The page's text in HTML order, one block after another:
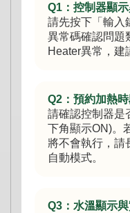
Q1：控制器顯
請先按下「輸入
異常碼確認問題
Heater異常，建
Q2：預約加熱
請確認控制器是
下角顯示ON)。
將不會執行，請
自動模式。
Q3：水溫顯示